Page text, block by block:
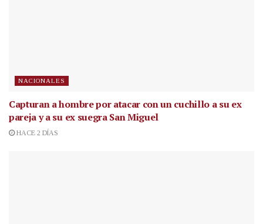
NACIONALES
Capturan a hombre por atacar con un cuchillo a su ex
pareja y a su ex suegra San Miguel
HACE 2 DÍAS